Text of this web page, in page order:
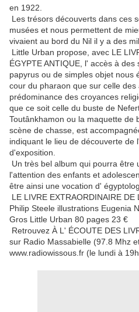
en 1922.
Les trésors découverts dans ces
musées et nous permettent de
vivaient au bord du Nil il y a des
Little Urban propose, avec LE
ÉGYPTE ANTIQUE, l' accès à
papyrus ou de simples objet nous
cour du pharaon que sur celle des
prédominance des croyances
que ce soit celle du buste de
Toutânkhamon ou la maquette de
scène de chasse, est
indiquant le lieu de découverte de
d'exposition.
Un très bel album qui pourra être
l'attention des enfants et
être ainsi une vocation d'
LE LIVRE EXTRAORDINAIRE
Philip Steele illustrations Eugenia
Gros Little Urban 80 pages 23 €
Retrouvez À L' ÉCOUTE DES
sur Radio Massabielle (97.8 Mhz
www.radiowissous.fr (le lundi à